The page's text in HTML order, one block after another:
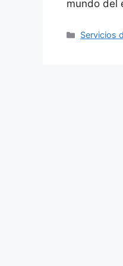
mundo del
Categories
Servicios